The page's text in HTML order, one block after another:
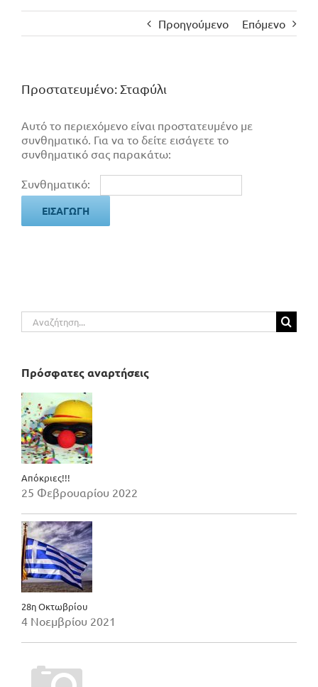
Προηγούμενο Επόμενο
Πρoστατευμένο: Σταφύλι
Αυτό το περιεχόμενο είναι προστατευμένο με
συνθηματικό. Για να το δείτε εισάγετε το
συνθηματικό σας παρακάτω:
Συνθηματικό:
Αναζήτηση
για:
Πρόσφατες αναρτήσεις
Απόκριες!!!
25 Φεβρουαρίου 2022
28η Οκτωβρίου
4 Νοεμβρίου 2021